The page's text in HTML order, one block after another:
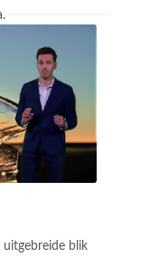
uitgebreide blik